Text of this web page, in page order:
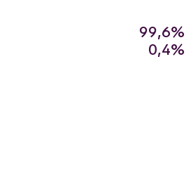
99,6%
0,4%